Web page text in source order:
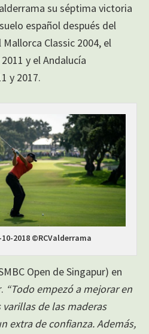
su séptima victoria
español después del
Classic 2004, el
y el Andalucía
y 2017.
2018 ©RCValderrama
Open de Singapur) en
“Todo empezó a mejorar en
varillas de las maderas
extra de confianza. Además,